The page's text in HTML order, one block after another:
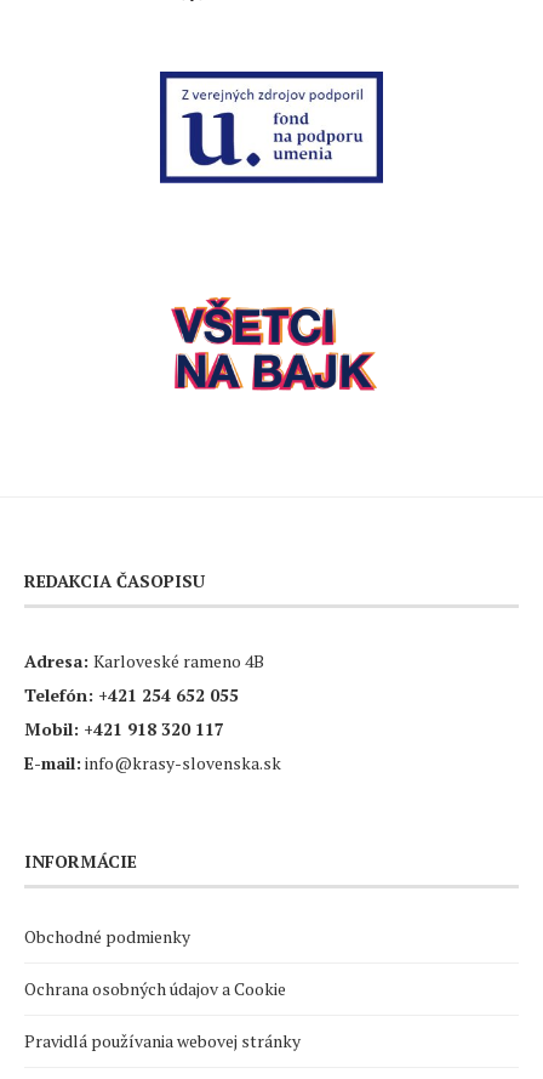
REDAKCIA ČASOPISU
Adresa: Karloveské rameno 4B
Telefón: +421 254 652 055
Mobil: +421 918 320 117
E-mail: info@krasy-slovenska.sk
INFORMÁCIE
Obchodné podmienky
Ochrana osobných údajov a Cookie
Pravidlá používania webovej stránky